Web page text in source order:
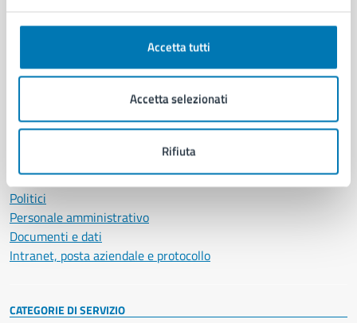
Accetta tutti
Accetta selezionati
Rifiuta
Comune di Napoli
AMMINISTRAZIONE
Organi di governo
Enti e fondazioni
Politici
Personale amministrativo
Documenti e dati
Intranet, posta aziendale e protocollo
CATEGORIE DI SERVIZIO